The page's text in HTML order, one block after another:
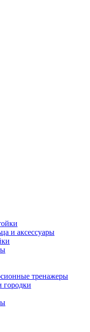
и аксессуары
тренажеры
городки